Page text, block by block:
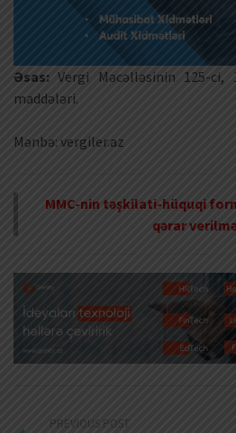
Əsas: Vergi Məcəlləsinin 125-ci,
maddələri.
Mənbə: vergiler.az
MMC-nin təşkilati-hüquqi
qərar
PREVIOUS POST